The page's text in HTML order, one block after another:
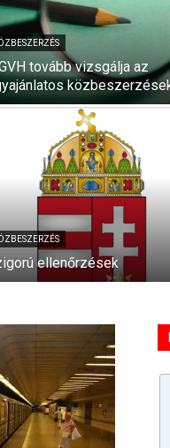
tovább vizsgálja az
ellenőrzések